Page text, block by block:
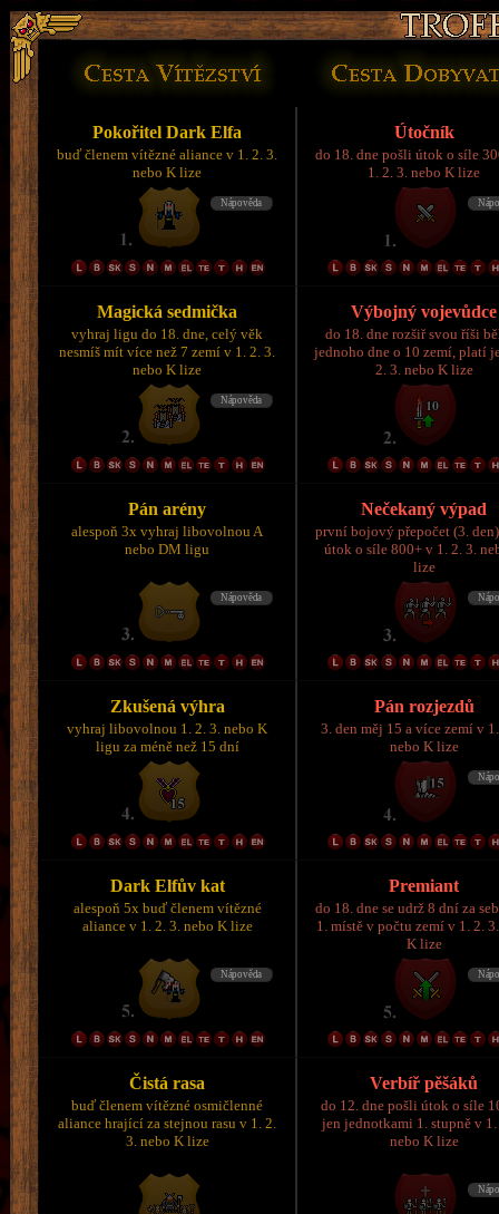
Pokořitel Dark Elfa
buď členem vítězné aliance v 1. 2. 3.
nebo K lize
Útočník
do 18. dne pošli útok o síle
1. 2. 3. nebo K lize
Magická sedmička
vyhraj ligu do 18. dne, celý věk
nesmíš mít více než 7 zemí v 1. 2. 3.
nebo K lize
Výbojný vojevůdce
do 18. dne rozšiř svou říši
jednoho dne o 10 zemí, platí
2. 3. nebo K lize
Pán arény
alespoň 3x vyhraj libovolnou A
nebo DM ligu
Nečekaný výpad
první bojový přepočet (3.
útok o síle 800+ v 1. 2. 3.
lize
Zkušená výhra
vyhraj libovolnou 1. 2. 3. nebo K
ligu za méně než 15 dní
Pán rozjezdů
3. den měj 15 a více zemí v
nebo K lize
Dark Elfův kat
alespoň 5x buď členem vítězné
aliance v 1. 2. 3. nebo K lize
Premiant
do 18. dne se udrž 8 dní za
1. místě v počtu zemí v 1. 2.
K lize
Čistá rasa
buď členem vítězné osmičlenné
aliance hrající za stejnou rasu v 1. 2.
3. nebo K lize
Verbíř pěšáků
do 12. dne pošli útok o síle
jen jednotkami 1. stupně v 1.
nebo K lize